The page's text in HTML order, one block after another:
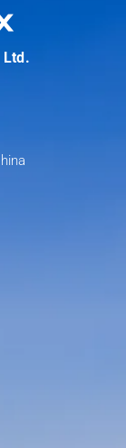
Ltd.